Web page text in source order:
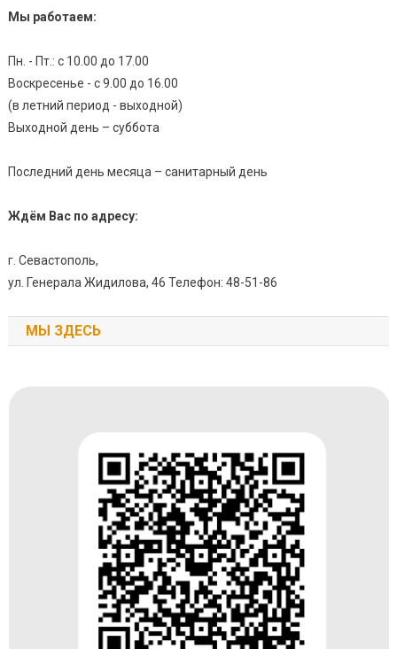
Мы работаем:
Пн. - Пт.: с 10.00 до 17.00
Воскресенье - с 9.00 до 16.00
(в летний период - выходной)
Выходной день – суббота
Последний день месяца – санитарный день
Ждём Вас по адресу:
г. Севастополь,
ул. Генерала Жидилова, 46 Телефон: 48-51-86
МЫ ЗДЕСЬ